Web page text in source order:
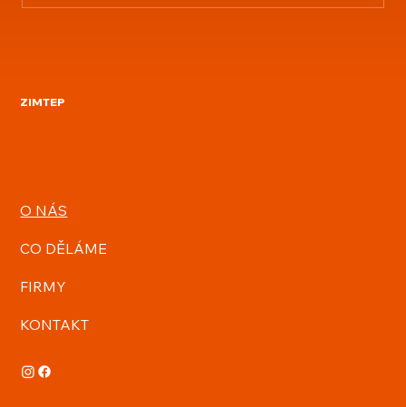
ZIMTEP
O NÁS
CO DĚLÁME
FIRMY
KONTAKT